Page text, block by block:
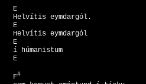
  E
  Helvítis eymdargól.
  E
  Helvítis eymdargól
  E
  í húmanistum
  E
  F
#